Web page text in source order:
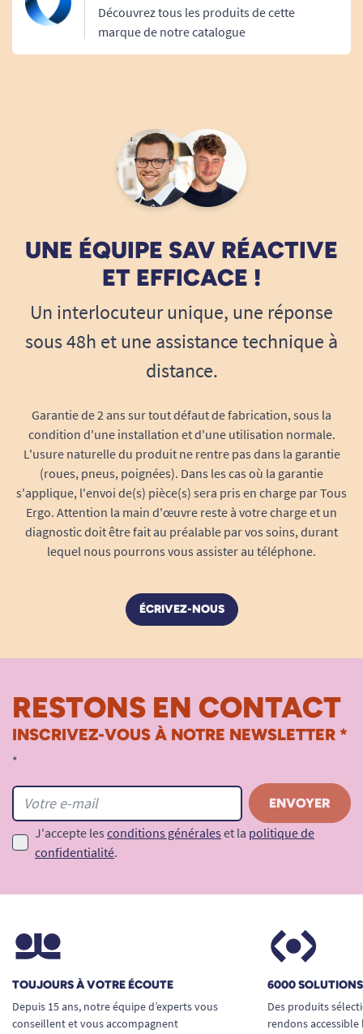
Découvrez tous les produits de cette
marque de notre catalogue
UNE ÉQUIPE SAV RÉACTIVE
ET EFFICACE !
Un interlocuteur unique, une réponse
sous 48h et une assistance technique à
distance.
Garantie de 2 ans sur tout défaut de fabrication, sous la
condition d'une installation et d'une utilisation normale.
L'usure naturelle du produit ne rentre pas dans la garantie
(roues, pneus, poignées). Dans les cas où la garantie
s'applique, l'envoi de(s) pièce(s) sera pris en charge par Tous
Ergo. Attention la main d'œuvre reste à votre charge et un
diagnostic doit être fait au préalable par vos soins, durant
lequel nous pourrons vous assister au téléphone.
ÉCRIVEZ-NOUS
RESTONS EN CONTACT
INSCRIVEZ-VOUS À NOTRE NEWSLETTER *
*
J'accepte les conditions générales et la politique de
confidentialité.
TOUJOURS À VOTRE ÉCOUTE
Depuis 15 ans, notre équipe d’experts vous
conseillent et vous accompagnent
6000
Des produits
rendons